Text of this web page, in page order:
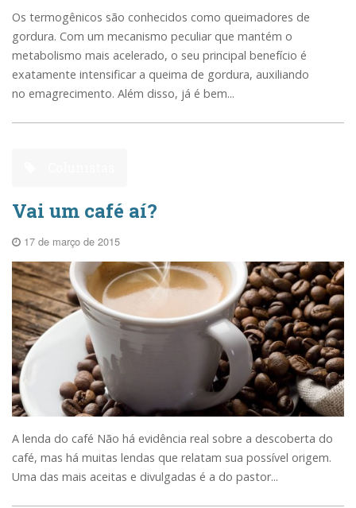
Os termogênicos são conhecidos como queimadores de
gordura. Com um mecanismo peculiar que mantém o
metabolismo mais acelerado, o seu principal benefício é
exatamente intensificar a queima de gordura, auxiliando
no emagrecimento. Além disso, já é bem...
Vai um café aí?
17 de março de 2015
A lenda do café Não há evidência real sobre a descoberta do
café, mas há muitas lendas que relatam sua possível origem.
Uma das mais aceitas e divulgadas é a do pastor...